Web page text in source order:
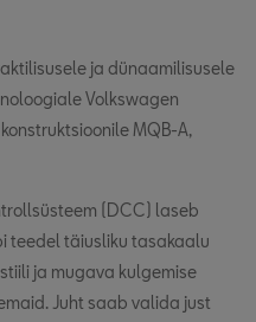
ja dünaamilisusele
Volkswagen
MQB-A,
(DCC) laseb
teedel täiusliku tasakaalu
ja mugava kulgemise
Juht saab valida just